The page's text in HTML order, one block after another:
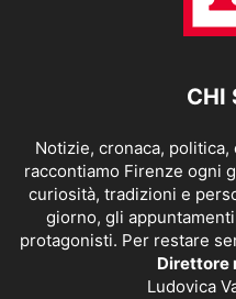
CHI
Notizie, cronaca,
raccontiamo Firenze ogni
curiosità, tradizioni e
giorno, gli
protagonisti. Per restare
Direttore
Ludovica